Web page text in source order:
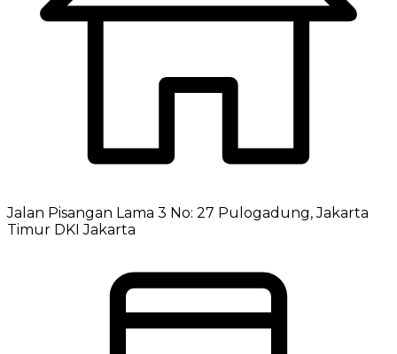
Jalan Pisangan Lama 3 No: 27 Pulogadung, Jakarta
Timur DKI Jakarta